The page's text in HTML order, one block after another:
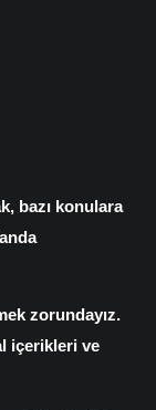
bazı konulara
zorundayız.
içerikleri ve